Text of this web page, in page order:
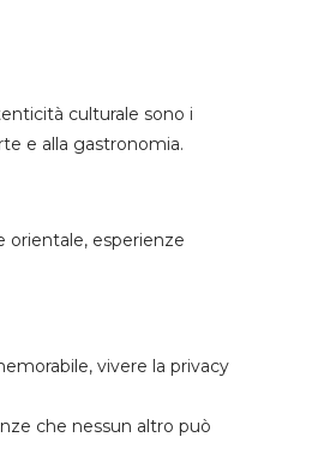
culturale sono i
e alla gastronomia.
orientale, esperienze
vivere la privacy
che nessun altro può